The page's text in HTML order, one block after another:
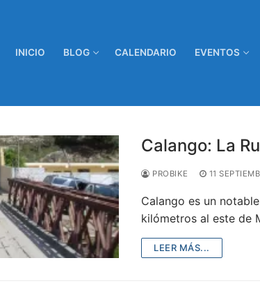
INICIO BLOG CALENDARIO EVENTOS
Calango: La
PROBIKE 11
Calango es un
kilómetros al este de
LEER MÁS...